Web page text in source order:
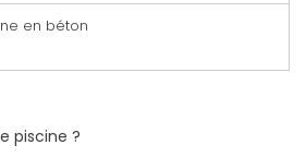
en béton
piscine ?